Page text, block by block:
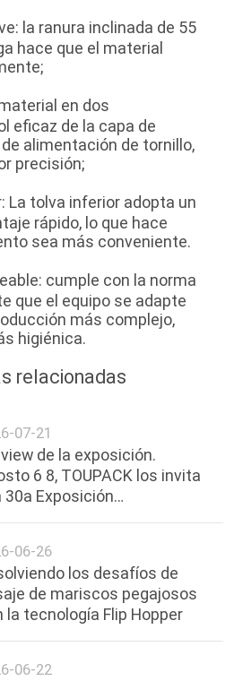
la ranura inclinada de 55
hace que el material
en dos
eficaz de la capa de
alimentación de tornillo,
precisión;
La tolva inferior adopta un
rápido, lo que hace
sea más conveniente.
cumple con la norma
que el equipo se adapte
más complejo,
higiénica.
relacionadas
07-21
de la exposición.
6 8, TOUPACK los invita
30a Exposición
06-26
los desafíos de
de mariscos pegajosos
la tecnología Flip Hopper
06-22